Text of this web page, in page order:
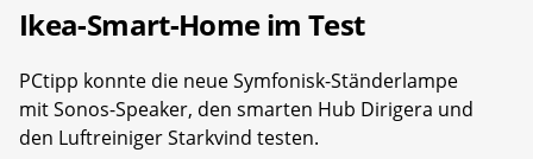
Ikea-Smart-Home im Test
PCtipp konnte die neue Symfonisk-Ständerlampe
mit Sonos-Speaker, den smarten Hub Dirigera und
den Luftreiniger Starkvind testen.